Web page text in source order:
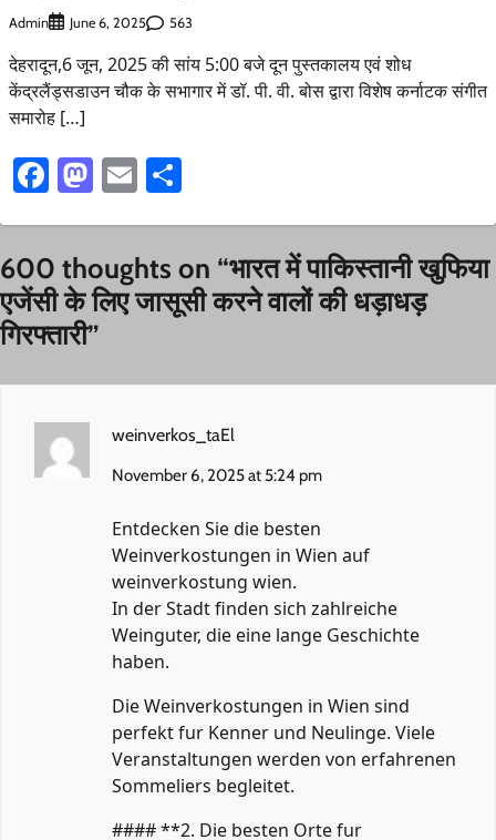
Admin June 6, 2025 563
देहरादून,6 जून, 2025 की सांय 5:00 बजे दून पुस्तकालय एवं शोध
केंद्रलैंड्सडाउन चौक के सभागार में डॉ. पी. वी. बोस द्वारा विशेष कर्नाटक संगीत
समारोह […]
Facebook
Mastodon
Email
600 thoughts on “भारत में पाकिस्तानी खुफिया
एजेंसी के लिए जासूसी करने वालों की धड़ाधड़
गिरफ्तारी”
weinverkos_taEl
November 6, 2025 at 5:24 pm
Entdecken Sie die besten
Weinverkostungen in Wien auf
weinverkostung wien.
In der Stadt finden sich zahlreiche
Weinguter, die eine lange Geschichte
haben.
Die Weinverkostungen in Wien sind
perfekt fur Kenner und Neulinge. Viele
Veranstaltungen werden von erfahrenen
Sommeliers begleitet.
#### **2. Die besten Orte fur